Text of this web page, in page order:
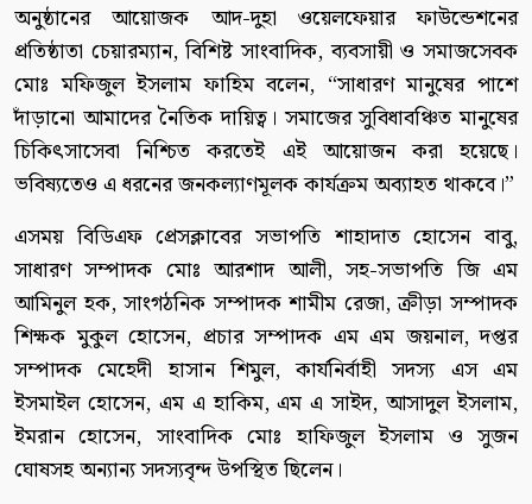
অনুষ্ঠানের আয়োজক আদ-দুহা ওয়েলফেয়ার ফাউন্ডেশনের
প্রতিষ্ঠাতা চেয়ারম্যান, বিশিষ্ট সাংবাদিক, ব্যবসায়ী ও সমাজসেবক
মোঃ মফিজুল ইসলাম ফাহিম বলেন, “সাধারণ মানুষের পাশে
দাঁড়ানো আমাদের নৈতিক দায়িত্ব। সমাজের সুবিধাবঞ্চিত মানুষের
চিকিৎসাসেবা নিশ্চিত করতেই এই আয়োজন করা হয়েছে।
ভবিষ্যতেও এ ধরনের জনকল্যাণমূলক কার্যক্রম অব্যাহত থাকবে।”
এসময় বিডিএফ প্রেসক্লাবের সভাপতি শাহাদাত হোসেন বাবু,
সাধারণ সম্পাদক মোঃ আরশাদ আলী, সহ-সভাপতি জি এম
আমিনুল হক, সাংগঠনিক সম্পাদক শামীম রেজা, ক্রীড়া সম্পাদক
শিক্ষক মুকুল হোসেন, প্রচার সম্পাদক এম এম জয়নাল, দপ্তর
সম্পাদক মেহেদী হাসান শিমুল, কার্যনির্বাহী সদস্য এস এম
ইসমাইল হোসেন, এম এ হাকিম, এম এ সাইদ, আসাদুল ইসলাম,
ইমরান হোসেন, সাংবাদিক মোঃ হাফিজুল ইসলাম ও সুজন
ঘোষসহ অন্যান্য সদস্যবৃন্দ উপস্থিত ছিলেন।